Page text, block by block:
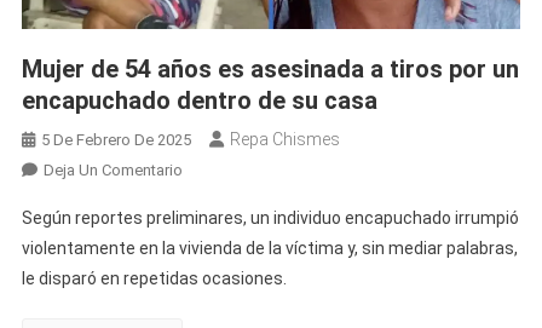
Mujer de 54 años es asesinada a tiros por un
encapuchado dentro de su casa
5 De Febrero De 2025 Repa Chismes
Deja Un ComentarioEn
De
54
Años
Según reportes preliminares, un individuo encapuchado irrumpió
violentamente en la vivienda de la víctima y, sin mediar palabras,
le disparó en repetidas ocasiones.